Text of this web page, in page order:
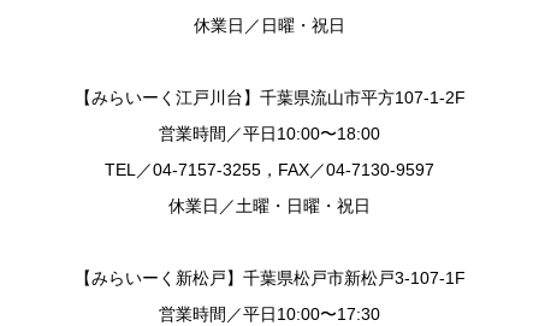
休業日／日曜・祝日
【みらいーく江戸川台】千葉県流山市平方107-1-2F
営業時間／平日10:00〜18:00
TEL／04-7157-3255，FAX／04-7130-9597
休業日／土曜・日曜・祝日
【みらいーく新松戸】千葉県松戸市新松戸3-107-1F
営業時間／平日10:00〜17:30